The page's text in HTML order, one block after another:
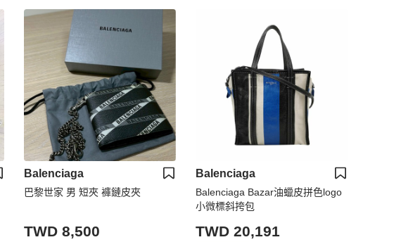
Balenciaga
巴黎世家 男 短夾 褲鏈皮夾
TWD 8,500
Balenciaga
Balenciaga Bazar油蠟皮拼色logo
小微標斜挎包
TWD 20,191